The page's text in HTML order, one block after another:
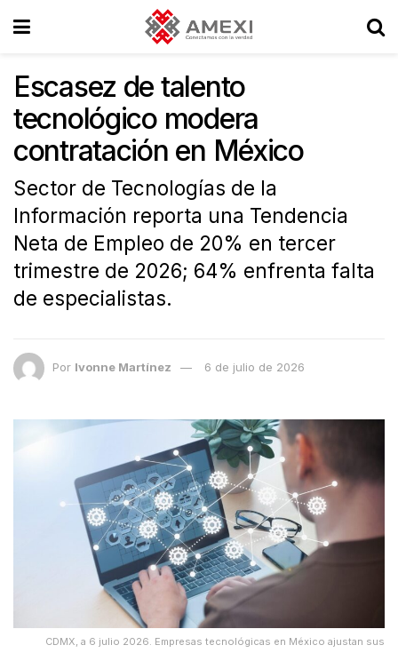
Escasez de talento
tecnológico modera
contratación en México
Sector de Tecnologías de la
Información reporta una Tendencia
Neta de Empleo de 20% en tercer
trimestre de 2026; 64% enfrenta falta
de especialistas.
Por Ivonne Martínez 6 de julio de 2026
CDMX, a 6 julio 2026. Empresas tecnológicas en México ajustan sus